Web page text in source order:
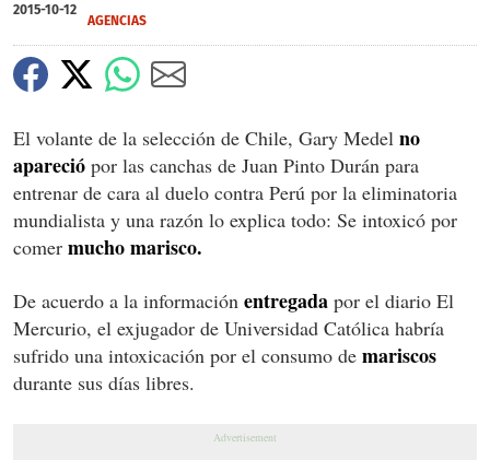
2015-10-12
AGENCIAS
El volante de la selección de Chile, Gary Medel no
apareció por las canchas de Juan Pinto Durán para
entrenar de cara al duelo contra Perú por la eliminatoria
mundialista y una razón lo explica todo: Se intoxicó por
comer mucho marisco.
De acuerdo a la información entregada por el diario El
Mercurio, el exjugador de Universidad Católica habría
sufrido una intoxicación por el consumo de mariscos
durante sus días libres.